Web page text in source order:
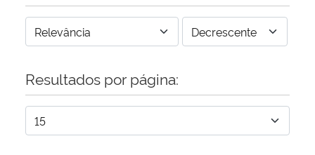
Resultados por página: